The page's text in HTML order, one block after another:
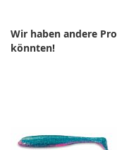
Wir haben andere
könnten!